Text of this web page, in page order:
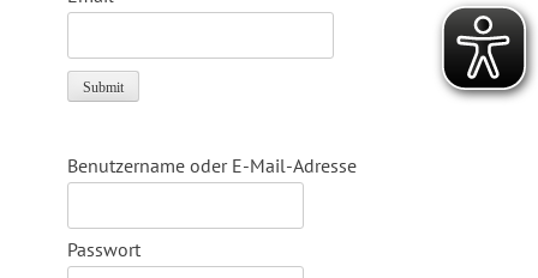
Benutzername oder E-Mail-Adresse
Passwort